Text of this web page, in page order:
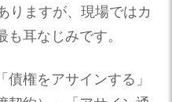
りますが、現場ではカ
耳なじみです。
権をアサインする」